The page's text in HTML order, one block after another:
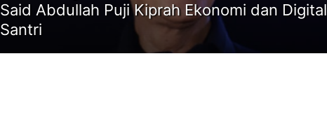
Said Abdullah Puji Kiprah Ekonomi dan Digital
Santri